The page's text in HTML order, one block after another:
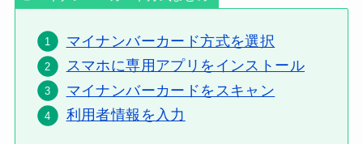
マイナンバーカード方式を選択
スマホに専用アプリをインストール
マイナンバーカードをスキャン
利用者情報を入力